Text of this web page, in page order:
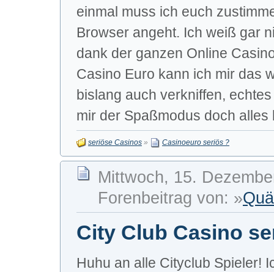
einmal muss ich euch
Browser angeht. Ich weiß gar
dank der ganzen Online
Casino Euro kann ich mir das
bislang auch verkniffen,
mir der Spaßmodus doch alles
seriöse Casinos » Casinoeuro seriös ?
Mittwoch, 15.
Forenbeitrag von: »
City Club Casino
Huhu an alle Cityclub Spieler!